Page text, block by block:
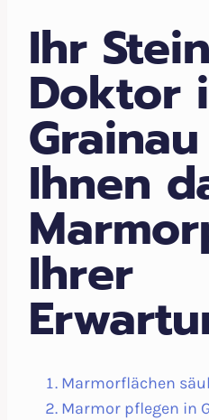
Ihr
Doktor
Ihnen
Ihrer
Marmorflächen
Marmor pflegen in